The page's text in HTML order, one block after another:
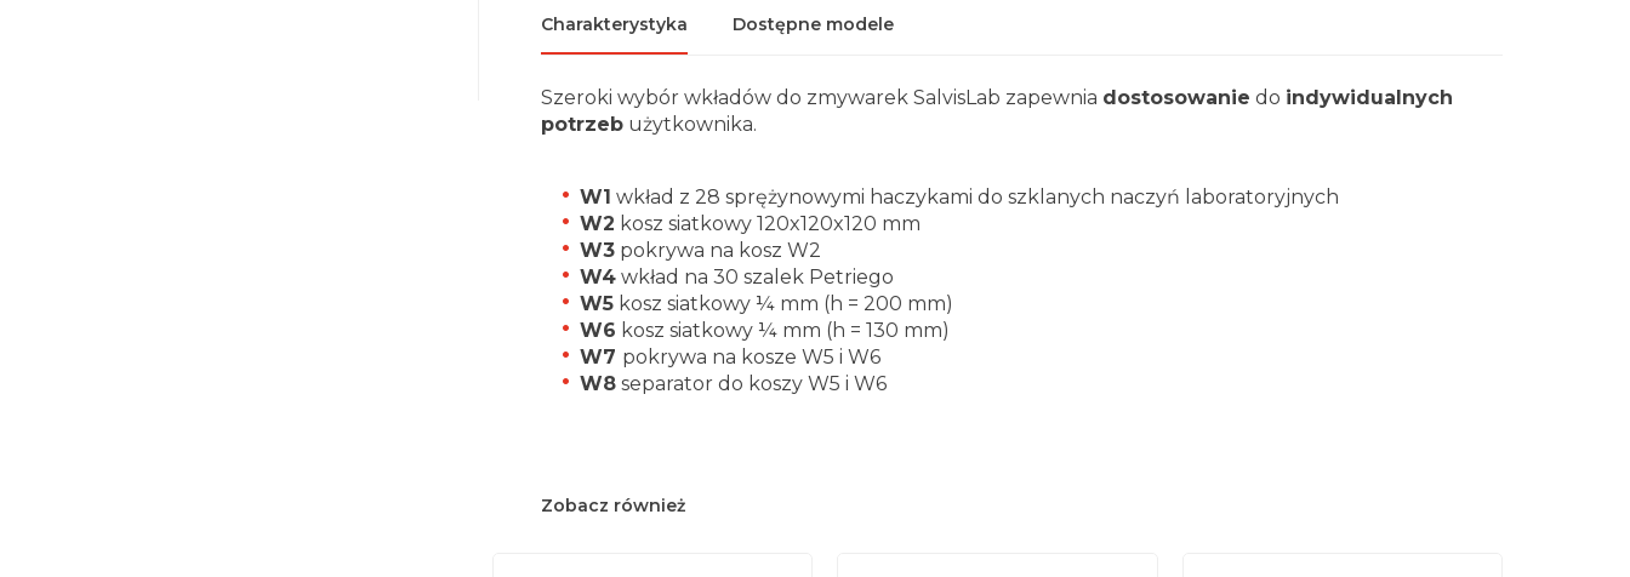
Charakterystyka Dostępne modele
Szeroki wybór wkładów do zmywarek SalvisLab zapewnia dostosowanie do indywidualnych
potrzeb użytkownika.
W1 wkład z 28 sprężynowymi haczykami do szklanych naczyń laboratoryjnych
W2 kosz siatkowy 120x120x120 mm
W3 pokrywa na kosz W2
W4 wkład na 30 szalek Petriego
W5 kosz siatkowy ¼ mm (h = 200 mm)
W6 kosz siatkowy ¼ mm (h = 130 mm)
W7 pokrywa na kosze W5 i W6
W8 separator do koszy W5 i W6
Zobacz również